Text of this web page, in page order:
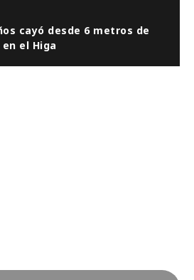
cayó desde 6 metros de
el Higa